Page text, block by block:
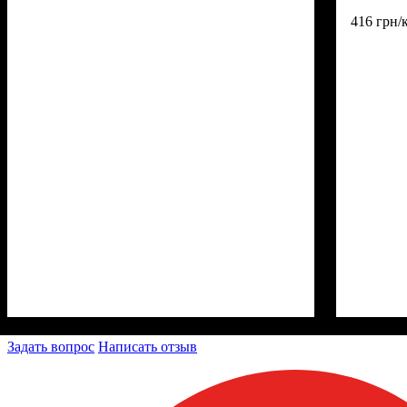
416 грн/
Задать вопрос Написать отзыв